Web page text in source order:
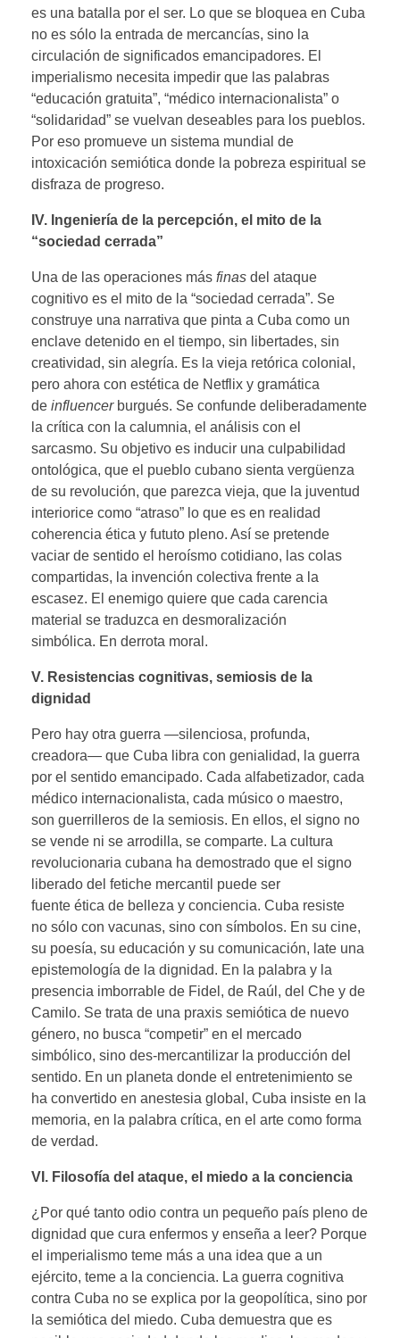
es una batalla por el ser. Lo que se bloquea en Cuba
no es sólo la entrada de mercancías, sino la
circulación de significados emancipadores. El
imperialismo necesita impedir que las palabras
“educación gratuita”, “médico internacionalista” o
“solidaridad” se vuelvan deseables para los pueblos.
Por eso promueve un sistema mundial de
intoxicación semiótica donde la pobreza espiritual se
disfraza de progreso.
IV. Ingeniería de la percepción, el mito de la
“sociedad cerrada”
Una de las operaciones más finas del ataque
cognitivo es el mito de la “sociedad cerrada”. Se
construye una narrativa que pinta a Cuba como un
enclave detenido en el tiempo, sin libertades, sin
creatividad, sin alegría. Es la vieja retórica colonial,
pero ahora con estética de Netflix y gramática
de influencerburgués. Se confunde deliberadamente
la crítica con la calumnia, el análisis con el
sarcasmo. Su objetivo es inducir una culpabilidad
ontológica, que el pueblo cubano sienta vergüenza
de su revolución, que parezca vieja, que la juventud
interiorice como “atraso” lo que es en realidad
coherencia ética y fututo pleno. Así se pretende
vaciar de sentido el heroísmo cotidiano, las colas
compartidas, la invención colectiva frente a la
escasez. El enemigo quiere que cada carencia
material se traduzca en desmoralización
simbólica. En derrota moral.
V. Resistencias cognitivas, semiosis de la
dignidad
Pero hay otra guerra —silenciosa, profunda,
creadora— que Cuba libra con genialidad, la guerra
por el sentido emancipado. Cada alfabetizador, cada
médico internacionalista, cada músico o maestro,
son guerrilleros de la semiosis. En ellos, el signo no
se vende ni se arrodilla, se comparte. La cultura
revolucionaria cubana ha demostrado que el signo
liberado del fetiche mercantil puede ser
fuente ética de belleza y conciencia. Cuba resiste
no sólo con vacunas, sino con símbolos. En su cine,
su poesía, su educación y su comunicación, late una
epistemología de la dignidad. En la palabra y la
presencia imborrable de Fidel, de Raúl, del Che y de
Camilo. Se trata de una praxis semiótica de nuevo
género, no busca “competir” en el mercado
simbólico, sino des-mercantilizar la producción del
sentido. En un planeta donde el entretenimiento se
ha convertido en anestesia global, Cuba insiste en la
memoria, en la palabra crítica, en el arte como forma
de verdad.
VI. Filosofía del ataque, el miedo a la conciencia
¿Por qué tanto odio contra un pequeño país pleno de
dignidad que cura enfermos y enseña a leer? Porque
el imperialismo teme más a una idea que a un
ejército, teme a la conciencia. La guerra cognitiva
contra Cuba no se explica por la geopolítica, sino por
la semiótica del miedo. Cuba demuestra que es